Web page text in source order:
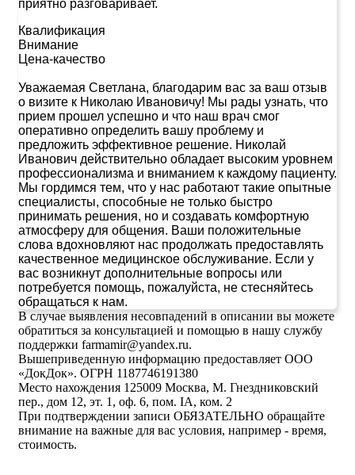
приятно разговаривает.
Квалификация
Внимание
Цена-качество
Уважаемая Светлана, благодарим вас за ваш отзыв
о визите к Николаю Ивановичу! Мы рады узнать, что
прием прошел успешно и что наш врач смог
оперативно определить вашу проблему и
предложить эффективное решение. Николай
Иванович действительно обладает высоким уровнем
профессионализма и вниманием к каждому пациенту.
Мы гордимся тем, что у нас работают такие опытные
специалисты, способные не только быстро
принимать решения, но и создавать комфортную
атмосферу для общения. Ваши положительные
слова вдохновляют нас продолжать предоставлять
качественное медицинское обслуживание. Если у
вас возникнут дополнительные вопросы или
потребуется помощь, пожалуйста, не стесняйтесь
обращаться к нам.
В случае выявления несовпадений в описании вы можете
обратиться за консультацией и помощью в нашу службу
поддержки farmamir@yandex.ru.
Вышеприведенную информацию предоставляет ООО
«ДокДок». ОГРН 1187746191380
Место нахождения 125009 Москва, М. Гнездниковский
пер., дом 12, эт. 1, оф. 6, пом. IA, ком. 2
При подтверждении записи ОБЯЗАТЕЛЬНО обращайте
внимание на важные для вас условия, например - время,
стоимость.